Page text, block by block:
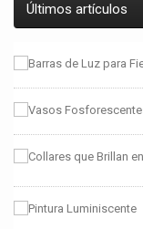
Últimos artículos